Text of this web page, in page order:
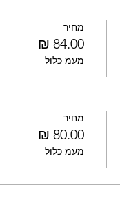
מחיר
מעמ כלול
מחיר
מעמ כלול